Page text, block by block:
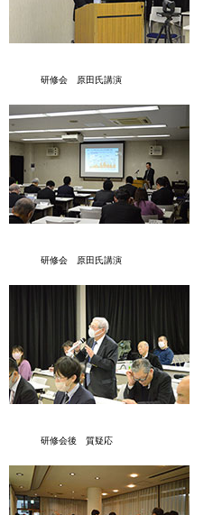
研修会 原田氏講演
研修会 原田氏講演
研修会後 質疑応